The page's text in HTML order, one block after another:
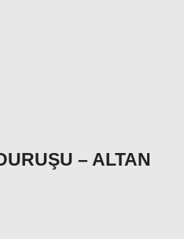
– ALTAN